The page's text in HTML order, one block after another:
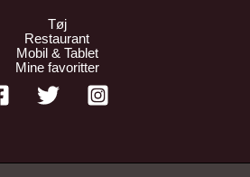
Tøj
Restaurant
Mobil & Tablet
Mine favoritter